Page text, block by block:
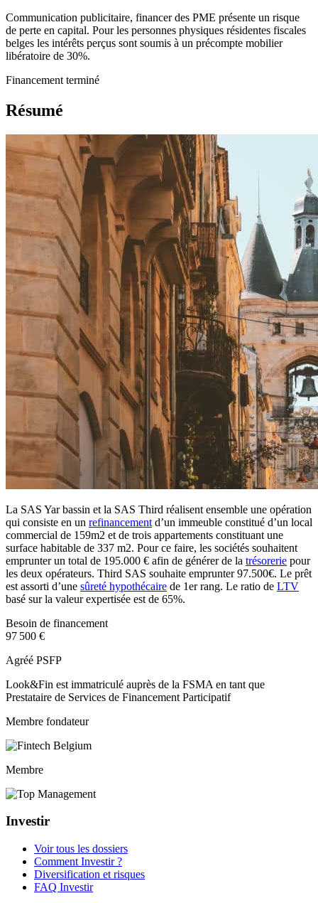
Communication publicitaire, financer des PME présente un risque
de perte en capital. Pour les personnes physiques résidentes fiscales
belges les intérêts perçus sont soumis à un précompte mobilier
libératoire de 30%.
Financement terminé
Résumé
La SAS Yar bassin et la SAS Third réalisent ensemble une opération
qui consiste en un refinancement d’un immeuble constitué d’un local
commercial de 159m2 et de trois appartements constituant une
surface habitable de 337 m2. Pour ce faire, les sociétés souhaitent
emprunter un total de 195.000 € afin de générer de la trésorerie pour
les deux opérateurs. Third SAS souhaite emprunter 97.500€. Le prêt
est assorti d’une sûreté hypothécaire de 1er rang. Le ratio de LTV
basé sur la valeur expertisée est de 65%.
Besoin de financement
97 500 €
Agréé PSFP
Look&Fin est immatriculé auprès de la FSMA en tant que
Prestataire de Services de Financement Participatif
Membre fondateur
Membre
Investir
Voir tous les dossiers
Comment Investir ?
Diversification et risques
FAQ Investir